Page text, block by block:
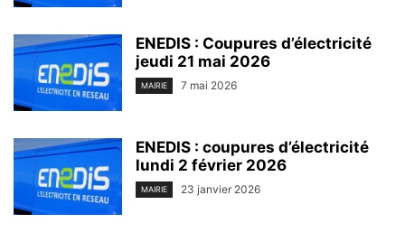
ENEDIS : Coupures d’électricité
jeudi 21 mai 2026
MAIRIE 7 mai 2026
ENEDIS : coupures d’électricité
lundi 2 février 2026
MAIRIE 23 janvier 2026